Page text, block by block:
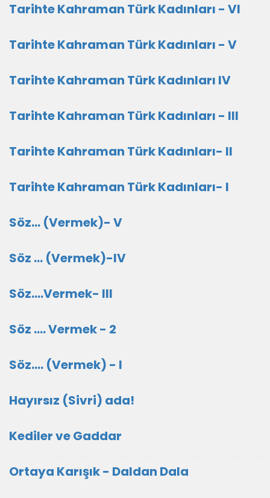
Tarihte Kahraman Türk Kadınları - VI
Tarihte Kahraman Türk Kadınları - V
Tarihte Kahraman Türk Kadınları IV
Tarihte Kahraman Türk Kadınları - III
Tarihte Kahraman Türk Kadınları- II
Tarihte Kahraman Türk Kadınları- I
Söz... (Vermek)- V
Söz ... (Vermek)-IV
Söz....Vermek- III
Söz .... Vermek - 2
Söz.... (Vermek) - I
Hayırsız (Sivri) ada!
Kediler ve Gaddar
Ortaya Karışık - Daldan Dala